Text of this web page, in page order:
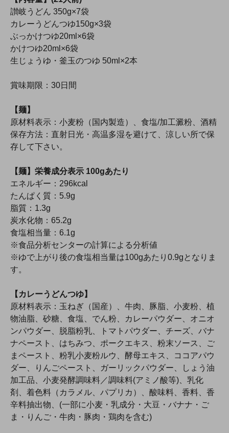
讃岐うどん 350g×7袋
カレーうどんつゆ150g×3袋
ぶっかけつゆ20ml×6袋
かけつゆ20ml×6袋
生じょうゆ・釜玉のつゆ 50ml×2本
賞味期限：30日間
【麺】
原材料表示：小麦粉（国内製造）、食塩/加工澱粉、酒精
保存方法：直射日光・高温多湿を避けて、涼しい所で保
存して下さい。
【麺】栄養成分表示 100gあたり
エネルギー：296kcal
たんぱく質：5.9g
脂質：1.3g
炭水化物：65.2g
食塩相当量：6.1g
※食品分析センターの計算による分析値
※ゆで上がり後の食塩相当量は100gあたり0.9gとなりま
す。
【カレーうどんつゆ】
原材料表示：玉ねぎ（国産）、牛肉、豚脂、小麦粉、植
物油脂、砂糖、食塩、でん粉、カレーパウダー、オニオ
ンパウダー、脱脂粉乳、トマトパウダー、チーズ、バナ
ナペースト、はちみつ、ポークエキス、粉末ソース、ご
まペースト、粉乳小麦粉ルウ、酵母エキス、ココアパウ
ダー、りんごペースト、ガーリックパウダー、しょう油
加工品、小麦発酵調味料／調味料(アミノ酸等)、乳化
剤、着色料（カラメル、パプリカ）、酸味料、香料、香
辛料抽出物、(一部に小麦・乳成分・大豆・バナナ・ご
ま・りんご・牛肉・豚肉・鶏肉を含む)